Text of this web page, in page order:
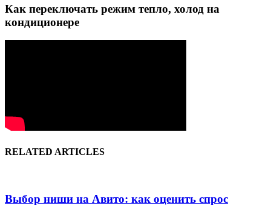
Как переключать режим тепло, холод на
кондиционере
RELATED ARTICLES
Выбор ниши на Авито: как оценить спрос